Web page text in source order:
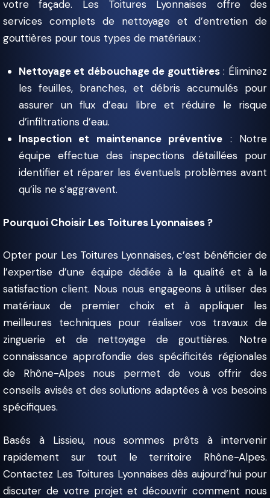
votre façade. Les Toitures Lyonnaises offre des
services complets de nettoyage et d’entretien de
gouttières pour tous types de matériaux :
Nettoyage et débouchage de gouttières: Éliminez
les feuilles, branches, et débris accumulés pour
assurer un flux d’eau libre et réduire le risque
d’infiltrations d’eau.
Inspection et maintenance préventive : Notre
équipe effectue des inspections détaillées pour
identifier et réparer les éventuels problèmes avant
qu’ils ne s’aggravent.
Pourquoi Choisir Les Toitures Lyonnaises ?
Opter pour Les Toitures Lyonnaises, c’est bénéficier de
l’expertise d’une équipe dédiée à la qualité et à la
satisfaction client. Nous nous engageons à utiliser des
matériaux de premier choix et à appliquer les
meilleures techniques pour réaliser vos travaux de
zinguerie et de nettoyage de gouttières. Notre
connaissance approfondie des spécificités régionales
de Rhône-Alpes nous permet de vous offrir des
conseils avisés et des solutions adaptées à vos besoins
spécifiques.
Basés à Lissieu, nous sommes prêts à intervenir
rapidement sur tout le territoire Rhône-Alpes.
Contactez Les Toitures Lyonnaises dès aujourd’hui pour
discuter de votre projet et découvrir comment nous